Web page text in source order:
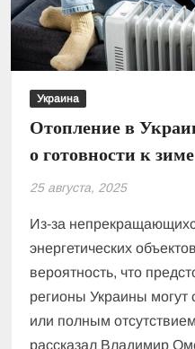
Украина
Отопление в
о готовности к зиме
25 августа, 2025
Из-за
энергетических
вероятность, что
регионы Украины могут
или полным
рассказал Владимир